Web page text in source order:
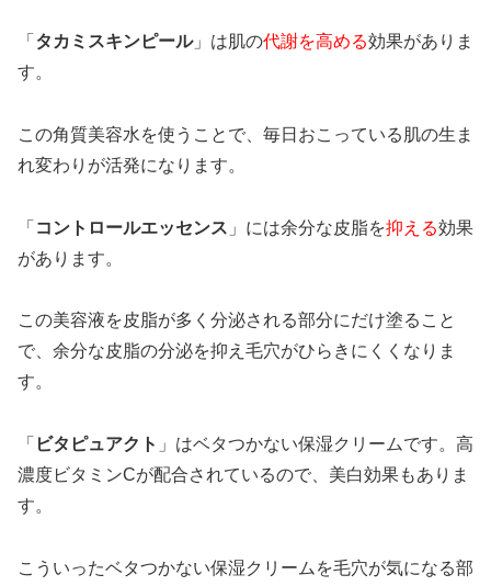
「 タカミスキンピール」は肌の代謝を高める効果がありま
す。
この角質美容水を使うことで、毎日おこっている肌の生ま
れ変わりが活発になります。
「 コントロールエッセンス 」には余分な皮脂を抑える効果
があります。
この美容液を皮脂が多く分泌される部分にだけ塗ること
で、余分な皮脂の分泌を抑え毛穴がひらきにくくなりま
す。
「 ビタピュアクト 」はベタつかない保湿クリームです。高
濃度ビタミンCが配合されているので、美白効果もありま
す。
こういったベタつかない保湿クリームを毛穴が気になる部